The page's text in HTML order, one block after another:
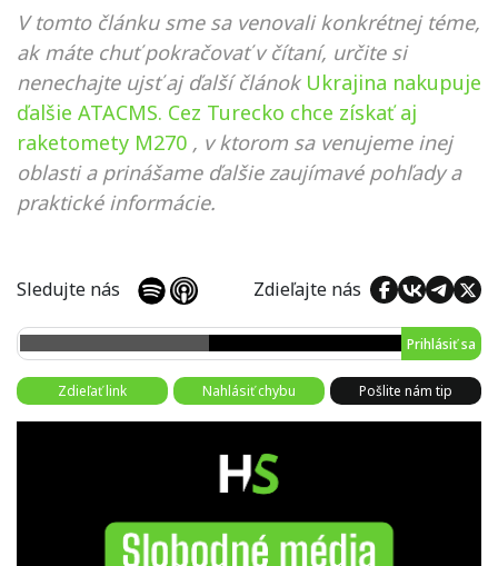
V tomto článku sme sa venovali konkrétnej téme,
ak máte chuť pokračovať v čítaní, určite si
nenechajte ujsť aj ďalší článok Ukrajina nakupuje
ďalšie ATACMS. Cez Turecko chce získať aj
raketomety M270 , v ktorom sa venujeme inej
oblasti a prinášame ďalšie zaujímavé pohľady a
praktické informácie.
Sledujte nás Zdieľajte nás
Prihlásiť sa
Zdieľať link Nahlásiť chybu Pošlite nám tip